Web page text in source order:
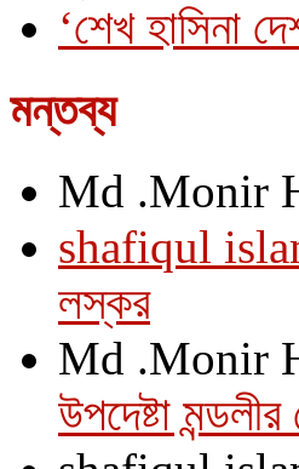
‘শেখ হাসিনা
মন্তব্য
Md .Monir
shafiqul
লস্কর
Md .Monir
উপদেষ্টা